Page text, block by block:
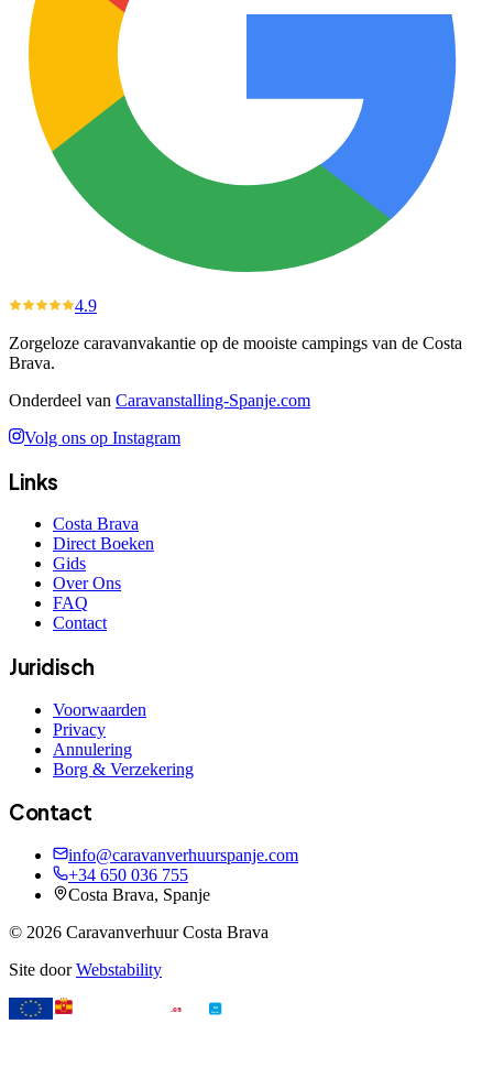
4.9
Zorgeloze caravanvakantie op de mooiste campings van de Costa
Brava.
Onderdeel van Caravanstalling-Spanje.com
Volg ons op Instagram
Links
Costa Brava
Direct Boeken
Gids
Over Ons
FAQ
Contact
Juridisch
Voorwaarden
Privacy
Annulering
Borg & Verzekering
Contact
info@caravanverhuurspanje.com
+34 650 036 755
Costa Brava, Spanje
© 2026 Caravanverhuur Costa Brava
Site door Webstability